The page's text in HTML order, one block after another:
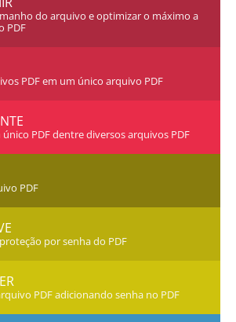
do arquivo e optimizar o máximo a
PDF
PDF em um único arquivo PDF
único PDF dentre diversos arquivos PDF
PDF
por senha do PDF
PDF adicionando senha no PDF